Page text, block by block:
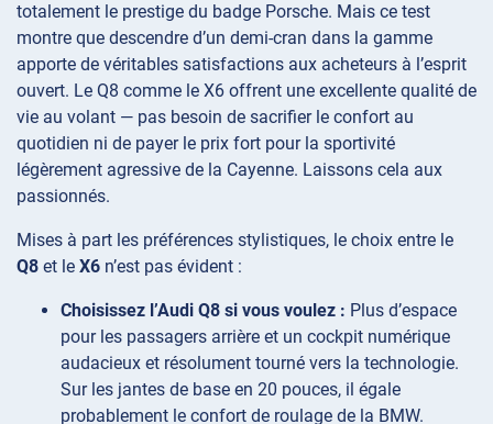
totalement le prestige du badge Porsche. Mais ce test
montre que descendre d’un demi-cran dans la gamme
apporte de véritables satisfactions aux acheteurs à l’esprit
ouvert. Le Q8 comme le X6 offrent une excellente qualité de
vie au volant — pas besoin de sacrifier le confort au
quotidien ni de payer le prix fort pour la sportivité
légèrement agressive de la Cayenne. Laissons cela aux
passionnés.
Mises à part les préférences stylistiques, le choix entre le
Q8 et le X6 n’est pas évident :
Choisissez l’Audi Q8 si vous voulez : Plus d’espace
pour les passagers arrière et un cockpit numérique
audacieux et résolument tourné vers la technologie.
Sur les jantes de base en 20 pouces, il égale
probablement le confort de roulage de la BMW.